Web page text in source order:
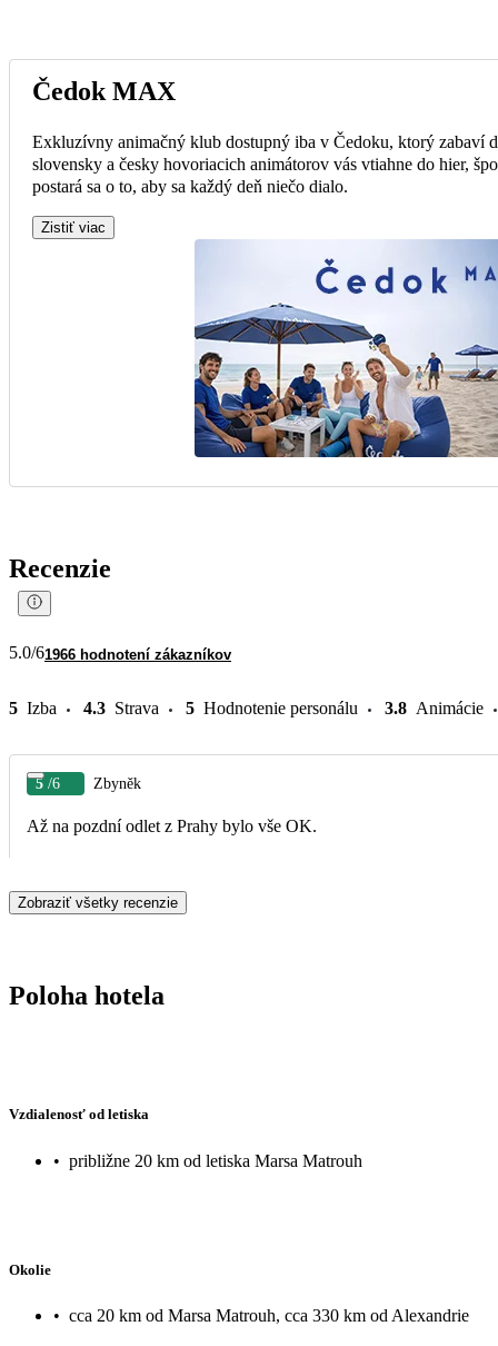
Čedok MAX
Exkluzívny animačný klub dostupný iba v Čedoku, ktorý zabaví
slovensky a česky hovoriacich animátorov vás vtiahne do hier,
postará sa o to, aby sa každý deň niečo dialo.
Zistiť viac
Recenzie
5.0/61966 hodnotení zákazníkov
5 Izba 4.3 Strava 5 Hodnotenie personálu 3.8 Animácie
5 /6 Zbyněk
Až na pozdní odlet z Prahy bylo vše OK.
Zobraziť všetky recenzie
Poloha hotela
Vzdialenosť od letiska
• približne 20 km od letiska Marsa Matrouh
Okolie
• cca 20 km od Marsa Matrouh, cca 330 km od Alexandrie